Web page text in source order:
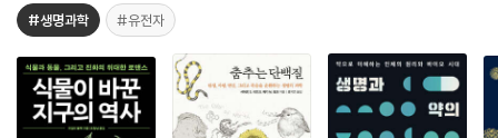
#생명과학 #유전자